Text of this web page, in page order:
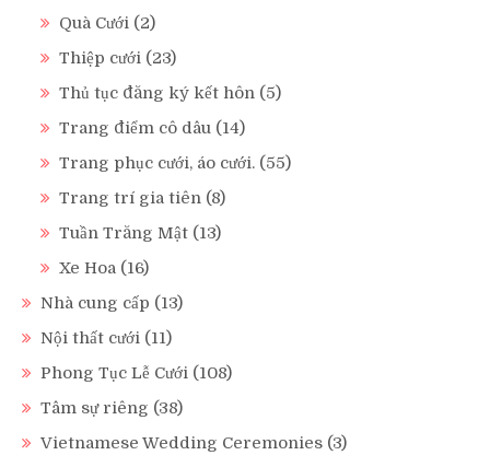
Quà Cưới (2)
Thiệp cưới (23)
Thủ tục đăng ký kết hôn (5)
Trang điểm cô dâu (14)
Trang phục cưới, áo cưới. (55)
Trang trí gia tiên (8)
Tuần Trăng Mật (13)
Xe Hoa (16)
Nhà cung cấp (13)
Nội thất cưới (11)
Phong Tục Lễ Cưới (108)
Tâm sự riêng (38)
Vietnamese Wedding Ceremonies (3)